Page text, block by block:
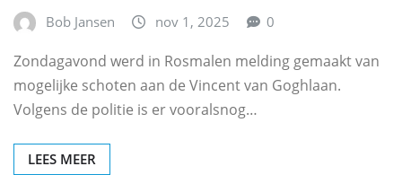
Bob Jansen nov 1, 2025 0
Zondagavond werd in Rosmalen melding gemaakt van
mogelijke schoten aan de Vincent van Goghlaan.
Volgens de politie is er vooralsnog…
LEES MEER